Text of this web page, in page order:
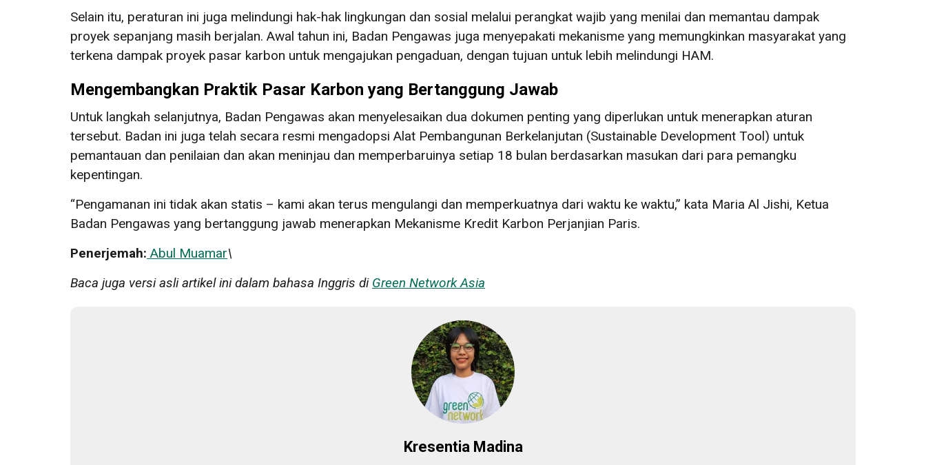
Selain itu, peraturan ini juga melindungi hak-hak lingkungan dan sosial melalui perangkat wajib yang menilai dan memantau dampak
proyek sepanjang masih berjalan. Awal tahun ini, Badan Pengawas juga menyepakati mekanisme yang memungkinkan masyarakat yang
terkena dampak proyek pasar karbon untuk mengajukan pengaduan, dengan tujuan untuk lebih melindungi HAM.
Mengembangkan Praktik Pasar Karbon yang Bertanggung Jawab
Untuk langkah selanjutnya, Badan Pengawas akan menyelesaikan dua dokumen penting yang diperlukan untuk menerapkan aturan
tersebut. Badan ini juga telah secara resmi mengadopsi Alat Pembangunan Berkelanjutan (Sustainable Development Tool) untuk
pemantauan dan penilaian dan akan meninjau dan memperbaruinya setiap 18 bulan berdasarkan masukan dari para pemangku
kepentingan.
“Pengamanan ini tidak akan statis – kami akan terus mengulangi dan memperkuatnya dari waktu ke waktu,” kata Maria Al Jishi, Ketua
Badan Pengawas yang bertanggung jawab menerapkan Mekanisme Kredit Karbon Perjanjian Paris.
Penerjemah: Abul Muamar\
Baca juga versi asli artikel ini dalam bahasa Inggris di Green Network Asia
Kresentia Madina